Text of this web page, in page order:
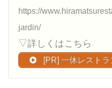
https://
jardin/
▽詳しくはこちら
[PR] 一休レストラ